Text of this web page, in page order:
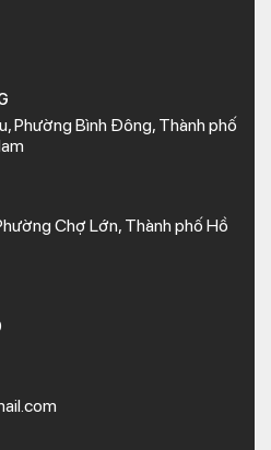
Phường Bình Đông, Thành phố
Chợ Lớn, Thành phố Hồ